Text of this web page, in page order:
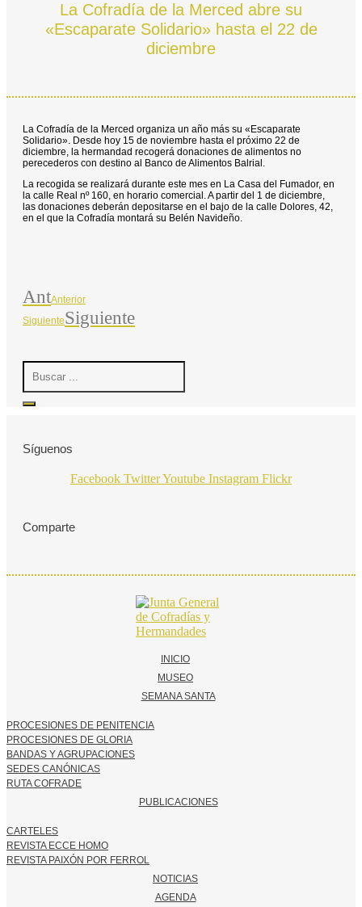
La Cofradía de la Merced abre su
«Escaparate Solidario» hasta el 22 de
diciembre
La Cofradía de la Merced organiza un año más su «Escaparate
Solidario». Desde hoy 15 de noviembre hasta el próximo 22 de
diciembre, la hermandad recogerá donaciones de alimentos no
perecederos con destino al Banco de Alimentos Balrial.
La recogida se realizará durante este mes en La Casa del Fumador, en
la calle Real nº 160, en horario comercial. A partir del 1 de diciembre,
las donaciones deberán depositarse en el bajo de la calle Dolores, 42,
en el que la Cofradía montará su Belén Navideño.
AntAnterior
SiguienteSiguiente
Search
Síguenos
Facebook TwitterYoutube Instagram Flickr
Comparte
INICIO
MUSEO
SEMANA SANTA
PROCESIONES DE PENITENCIA
PROCESIONES DE GLORIA
BANDAS Y AGRUPACIONES
SEDES CANÓNICAS
RUTA COFRADE
PUBLICACIONES
CARTELES
REVISTA ECCE HOMO
REVISTA PAIXÓN POR FERROL
NOTICIAS
AGENDA